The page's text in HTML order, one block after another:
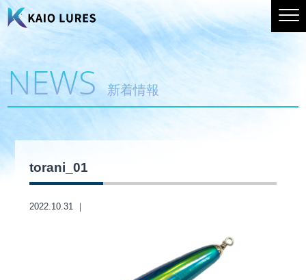
NEWS 新着情報
torani_01
2022.10.31 ｜